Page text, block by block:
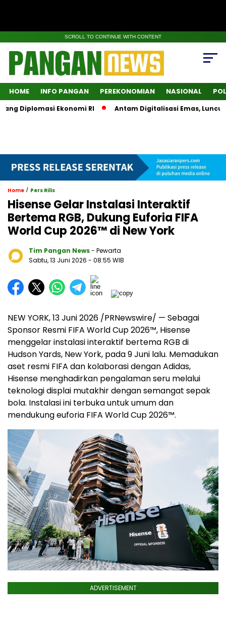
SCROLL TO CONTINUE WITH CONTENT
HOME INFO PANGAN PEREKONOMIAN NASIONAL
Diplomasi Ekonomi RI Antam Digitalisasi Emas,
Home / Pers Rilis
Hisense Gelar Instalasi Interaktif
Bertema RGB, Dukung Euforia FIFA
World Cup 2026™ di New York
Tim Pangan News- Pewarta
Sabtu, 13 Juni 2026 - 08:55 WIB
NEW YORK, 13 Juni 2026 /PRNewswire/ — Sebagai
Sponsor Resmi FIFA World Cup 2026™, Hisense
menggelar instalasi interaktif bertema RGB di
Hudson Yards, New York, pada 9 Juni lalu. Memadukan
aset resmi FIFA dan kolaborasi dengan Adidas,
Hisense menghadirkan pengalaman seru melalui
teknologi displai mutakhir dengan semangat sepak
bola. Instalasi ini terbuka untuk umum dan
mendukung euforia FIFA World Cup 2026™.
ADVERTISEMENT